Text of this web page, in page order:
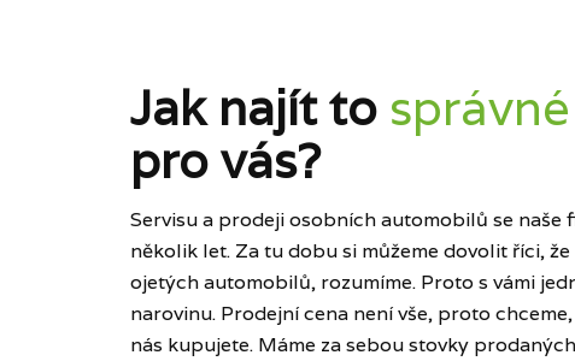
Jak najít to
pro vás?
Servisu a prodeji osobních automobilů se naše
několik let. Za tu dobu si můžeme dovolit říci,
ojetých automobilů, rozumíme. Proto s vámi
narovinu. Prodejní cena není vše, proto
nás kupujete. Máme za sebou stovky